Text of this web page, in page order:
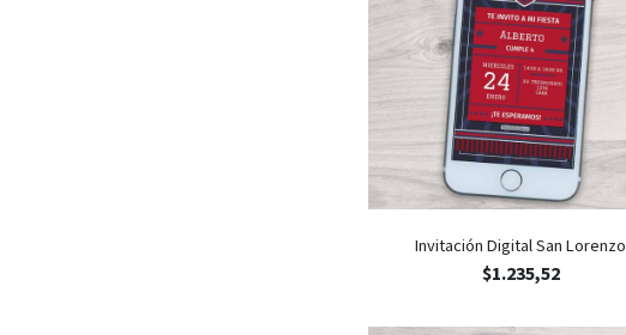
Invitación Digital San Lorenzo
$1.235,52